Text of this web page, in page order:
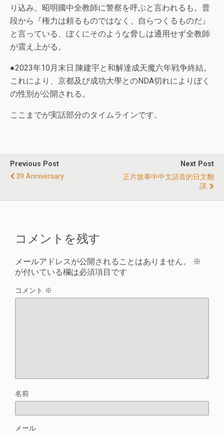
り込み。昭明國中全教師に警察を呼ぶと言われるも。普
段から『権力は頼るものではなく、自らつくるものだ』
と言っている、ぼくにそのような脅しは通用せず全教師
が震え上がる。
●2023年10月末日.陳建宇と和解達成天魔六年戦争終結。
これにより、京都及び成功大學とのNDA切れによりぼく
の性別が公開される。
ここまでが実話部分のタイムラインです。
Previous Post
39 Anniversary
Next Post
正片故事中中文語音的日文翻
譯.
コメントを残す
メールアドレスが公開されることはありません。
※
が付いている欄は必須項目です
コメント ※
名前
メール